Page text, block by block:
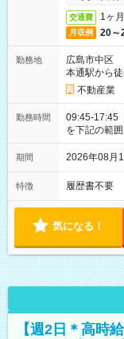
交通費 1ヶ
月収例 20～
勤務地
広島市中区
本通駅から
不動産業
勤務時間
09:45-17:45
を下記の範
09:45～
07:45
期間 2026年08月
特徴 履歴書不要
気になる！
【週2日＊高時